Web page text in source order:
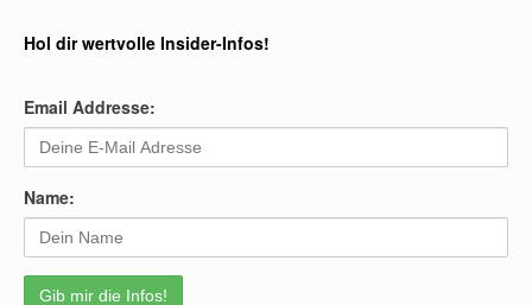
Hol dir wertvolle Insider-Infos!
Email Addresse:
Name: